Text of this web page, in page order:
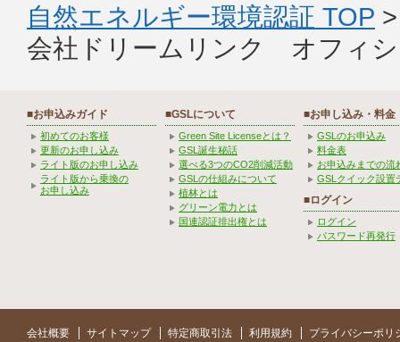
自然エネルギー環境認証 TOP
会社ドリームリンク オフィ
■お申込みガイド
初めてのお客様
更新のお申し込み
ライト版のお申し込み
ライト版から乗換の
お申し込み
■GSLについて
Green Site Licenseとは？
GSL誕生秘話
選べる3つのCO2削減活動
GSLの仕組みについて
植林とは
グリーン電力とは
国連認証排出権とは
■お申し込み・料金
GSLのお申込み
料金表
お申込みまでの流
GSLクイック設置
■ログイン
ログイン
パスワード再発行
会社概要 サイトマップ 特定商取引法 利用規約 プライバシーポリ